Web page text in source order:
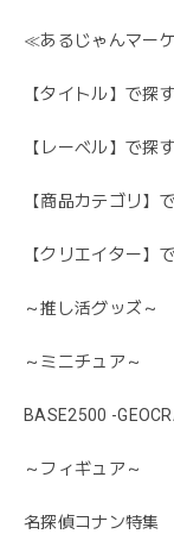
≪あるじゃんマー
【タイトル】で探す
【レーベル】で探す
【商品カテゴリ】
【クリエイター】
～推し活グッズ～
～ミニチュア～
BASE2500 -
～フィギュア～
名探偵コナン特集